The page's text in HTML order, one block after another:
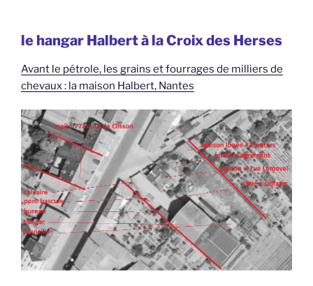
le hangar Halbert à la Croix des Herses
Avant le pétrole, les grains et fourrages de milliers de
chevaux : la maison Halbert, Nantes